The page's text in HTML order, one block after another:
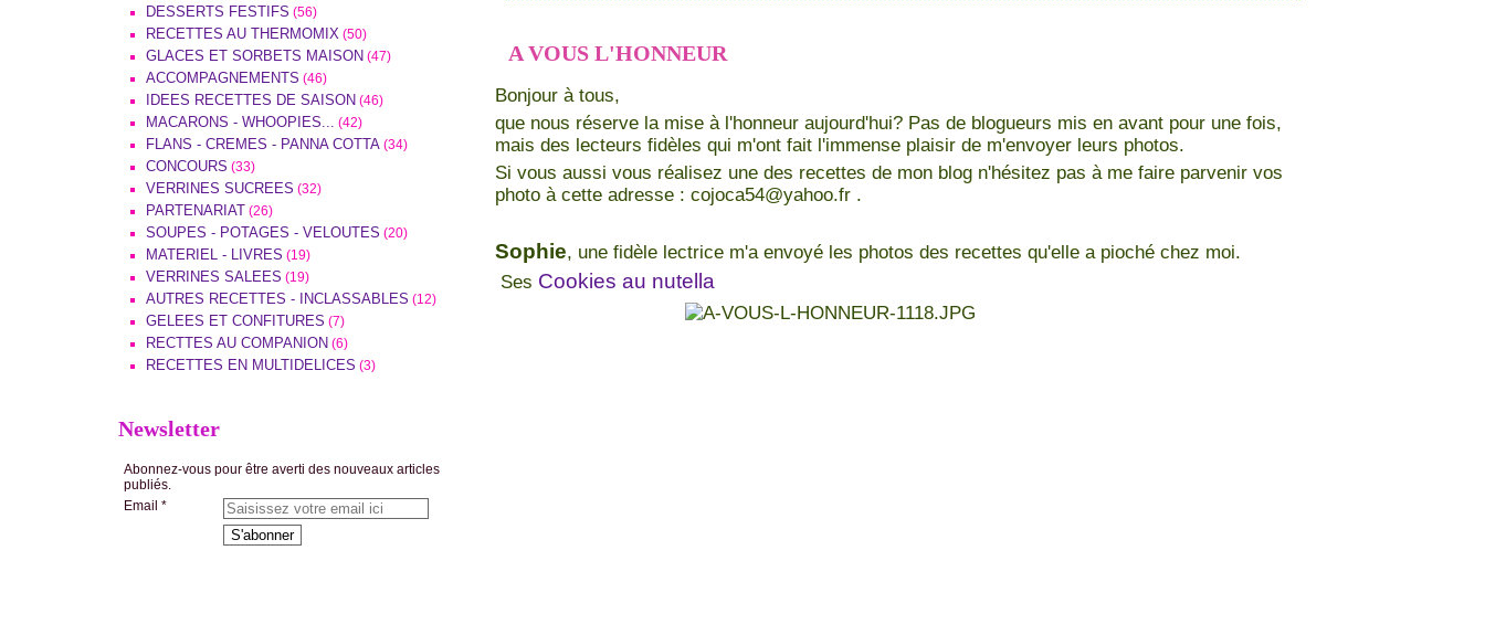
DESSERTS FESTIFS (56)
RECETTES AU THERMOMIX (50)
GLACES ET SORBETS MAISON (47)
ACCOMPAGNEMENTS (46)
IDEES RECETTES DE SAISON (46)
MACARONS - WHOOPIES... (42)
FLANS - CREMES - PANNA COTTA (34)
CONCOURS (33)
VERRINES SUCREES (32)
PARTENARIAT (26)
SOUPES - POTAGES - VELOUTES (20)
MATERIEL - LIVRES (19)
VERRINES SALEES (19)
AUTRES RECETTES - INCLASSABLES (12)
GELEES ET CONFITURES (7)
RECTTES AU COMPANION (6)
RECETTES EN MULTIDELICES (3)
Newsletter
Abonnez-vous pour être averti des nouveaux articles
publiés.
Email
A VOUS L'HONNEUR
Bonjour à tous,
que nous réserve la mise à l'honneur aujourd'hui? Pas de blogueurs mis en avant pour une fois,
mais des lecteurs fidèles qui m'ont fait l'immense plaisir de m'envoyer leurs photos.
Si vous aussi vous réalisez une des recettes de mon blog n'hésitez pas à me faire parvenir vos
photo à cette adresse : cojoca54@yahoo.fr .
Sophie, une fidèle lectrice m'a envoyé les photos des recettes qu'elle a pioché chez moi.
Ses Cookies au nutella